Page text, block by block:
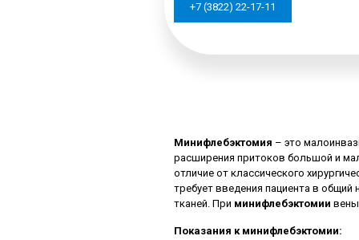
+7 (3822) 22-17-11
Минифлебэктомия – это
расширения притоков большой и
отличие от классического
требует введения пациента в
тканей. При минифлебэктомии
Показания к минифлебэктомии: